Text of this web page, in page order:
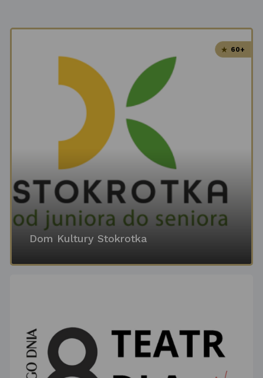
60+
Dom Kultury Stokrotka